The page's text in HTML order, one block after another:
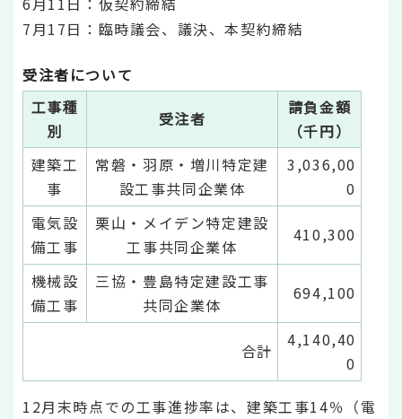
7月17日：臨時議会、議決、本契約締結
受注者について
工事種
別
受注者
請負金額
（千円）
建築工
事
常磐・羽原・増川特定建
設工事共同企業体
3,036,00
0
電気設
備工事
栗山・メイデン特定建設
工事共同企業体
410,300
機械設
備工事
三協・豊島特定建設工事
共同企業体
694,100
合計
4,140,40
0
12月末時点での工事進捗率は、建築工事14％（電